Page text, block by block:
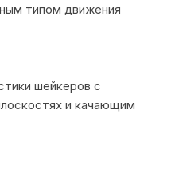
типом движения
шейкеров с
и качающим